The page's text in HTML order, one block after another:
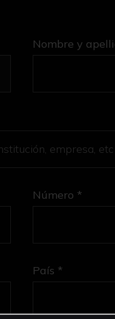
Nombre y
Número *
País *